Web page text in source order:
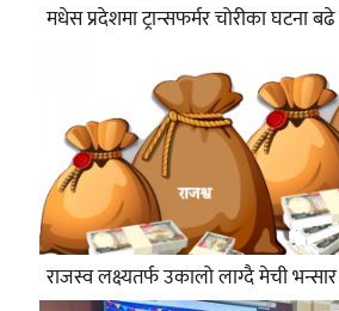
मधेस प्रदेशमा ट्रान्सफर्मर चोरीका घटना बढे
राजस्व लक्ष्यतर्फ उकालो लाग्दै मेची भन्सार